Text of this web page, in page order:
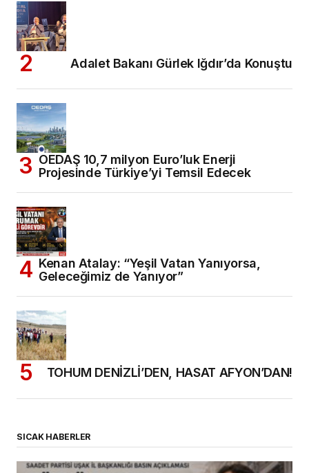
Adalet Bakanı Gürlek Iğdır’da Konuştu
OEDAŞ 10,7 milyon Euro’luk Enerji
Projesinde Türkiye’yi Temsil Edecek
Kenan Atalay: “Yeşil Vatan Yanıyorsa,
Geleceğimiz de Yanıyor”
TOHUM DENİZLİ’DEN, HASAT AFYON’DAN!
SICAK HABERLER